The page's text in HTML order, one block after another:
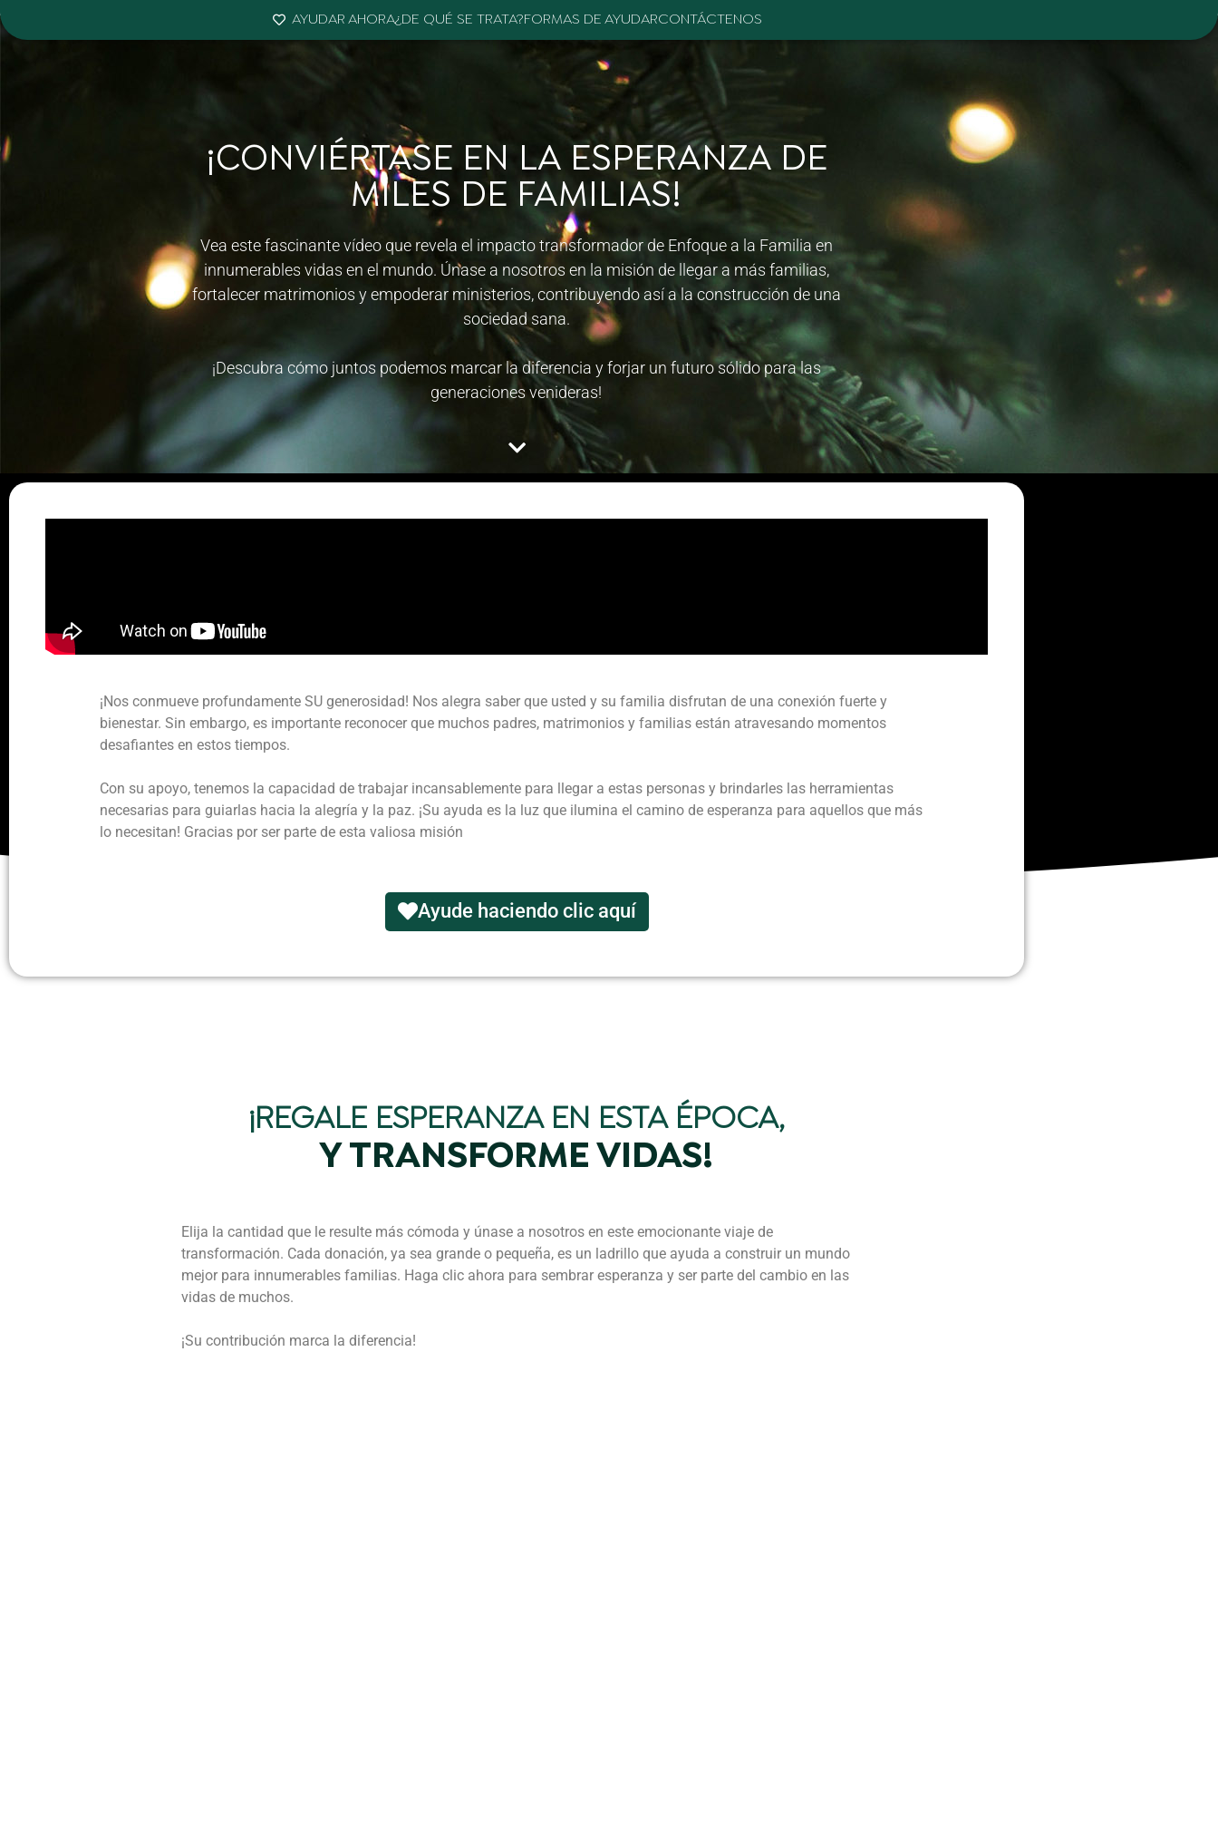
AYUDAR AHORA¿DE QUÉ SE TRATA? FORMAS DE AYUDARCONTÁCTENOS
¡CONVIÉRTASE EN LA ESPERANZA DE
MILES DE FAMILIAS!
Vea este fascinante vídeo que revela el impacto transformador de Enfoque a la Familia en
innumerables vidas en el mundo. Únase a nosotros en la misión de llegar a más familias,
fortalecer matrimonios y empoderar ministerios, contribuyendo así a la construcción de una
sociedad sana.
¡Descubra cómo juntos podemos marcar la diferencia y forjar un futuro sólido para las
generaciones venideras!
¡Nos conmueve profundamente SU generosidad! Nos alegra saber que usted y su familia disfrutan de una conexión fuerte y
bienestar. Sin embargo, es importante reconocer que muchos padres, matrimonios y familias están atravesando momentos
desafiantes en estos tiempos.
Con su apoyo, tenemos la capacidad de trabajar incansablemente para llegar a estas personas y brindarles las herramientas
necesarias para guiarlas hacia la alegría y la paz. ¡Su ayuda es la luz que ilumina el camino de esperanza para aquellos que más
lo necesitan! Gracias por ser parte de esta valiosa misión
Ayude haciendo clic aquí
¡REGALE ESPERANZA EN ESTA ÉPOCA,
Y TRANSFORME VIDAS!
Elija la cantidad que le resulte más cómoda y únase a nosotros en este emocionante viaje de
transformación. Cada donación, ya sea grande o pequeña, es un ladrillo que ayuda a construir un mundo
mejor para innumerables familias. Haga clic ahora para sembrar esperanza y ser parte del cambio en las
vidas de muchos.
¡Su contribución marca la diferencia!